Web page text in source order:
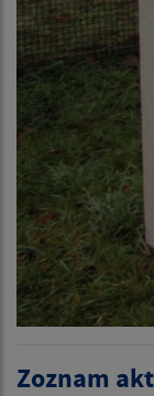
Zoznam